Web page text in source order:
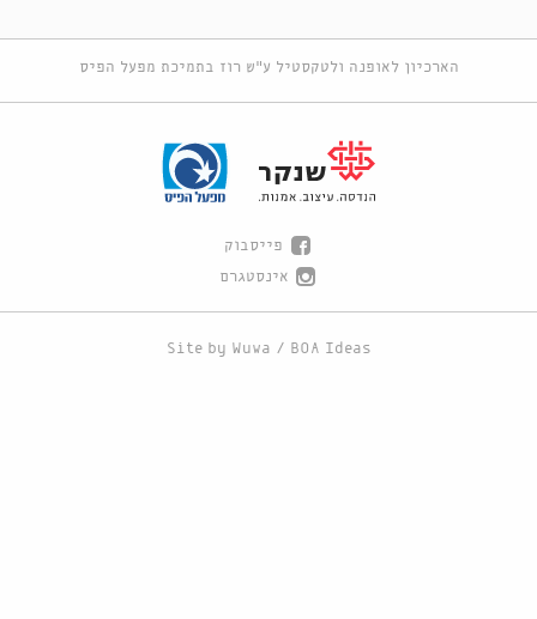
הארכיון לאופנה ולטקסטיל ע"ש רוז בתמיכת מפעל הפיס
פייסבוק
אינסטגרם
Site by Wuwa / BOA Ideas